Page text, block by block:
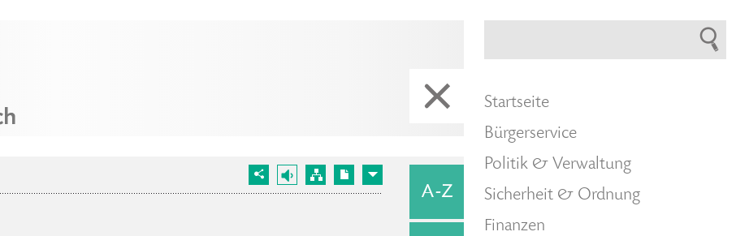
Startseite
Bürgerservice
Politik & Verwaltung
Sicherheit & Ordnung
Finanzen